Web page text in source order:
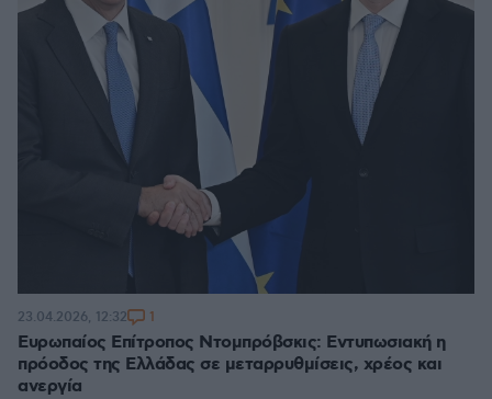
Ευρωπαίος Επίτροπος Ντομπρόβσκις: Εντυπωσιακή η
πρόοδος της Ελλάδας σε μεταρρυθμίσεις, χρέος και
ανεργία
23.04.2026, 12:32 1